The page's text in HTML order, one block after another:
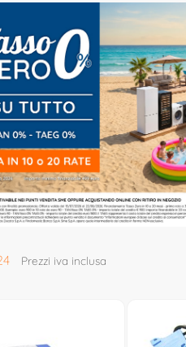
Prezzi iva inclusa